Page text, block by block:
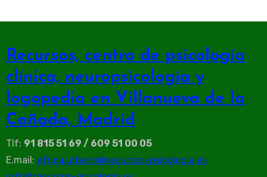
Recursos, centro de psicología
clínica, neuropsicología y
logopedia en Villanueva de la
Cañada, Madrid
Tlf: 91 815 51 69 / 609 51 00 05
E.mail: africa.urbano@recursos-psicologia.es